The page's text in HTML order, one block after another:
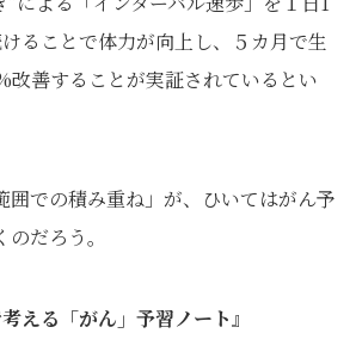
ることで体力が向上し、５カ月で生
改善することが実証されているとい
囲での積み重ね」が、ひいてはがん予
だろう。
考える「がん」予習ノート』